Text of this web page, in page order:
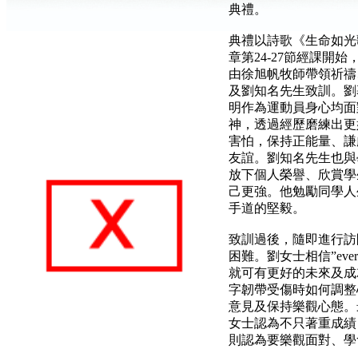
典禮。
典禮以詩歌《生命如
章第24-27節經課開始
由徐旭帆牧師帶領祈
及劉知名先生致訓。
明作為運動員身心均
神，透過經歷磨練出
害怕，保持正能量、
友誼。劉知名先生也
放下個人榮譽、欣賞
己更強。他勉勵同學
手道的堅毅。
致訓過後，隨即進行
困難。劉女士相信
就可有更好的未來及
字韌帶受傷時如何調
意見及保持樂觀心態
女士認為不只著重成
則認為要樂觀面對、